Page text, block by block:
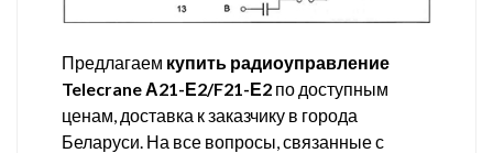
Предлагаем купить радиоуправление
Telecrane А21-Е2/F21-Е2 по доступным
ценам, доставка к заказчику в города
Беларуси. На все вопросы, связанные с